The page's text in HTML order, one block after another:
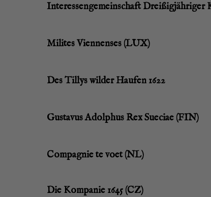
Inter­es­sen­ge­mein­schaft Drei­ßig­jäh­ri­ger
Mili­tes Vien­nen­ses (LUX)
Des Til­lys wil­der Hau­fen 1622
Gustavus Adolp­hus Rex Sue­ciae (FIN)
Com­pa­gnie te voet (NL)
Die Kom­pa­nie 1645 (CZ)